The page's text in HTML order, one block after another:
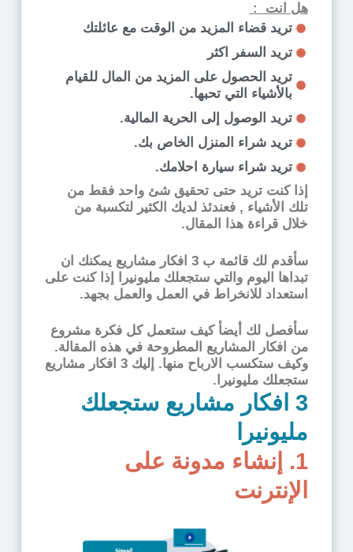
هل انت :
تريد قضاء المزيد من الوقت مع عائلتك
تريد السفر اكثر
تريد الحصول على المزيد من المال للقيام
بالأشياء التي تحبها.
تريد الوصول إلى الحرية المالية.
تريد شراء المنزل الخاص بك.
تريد شراء سيارة احلامك.
إذا كنت تريد حتى تحقيق شئ واحد فقط من
تلك الأشياء , فعندئذ لديك الكثير لتكسبة من
خلال قراءة هذا المقال.
سأقدم لك قائمة ب 3 افكار مشاريع يمكنك ان
تبداها اليوم والتي ستجعلك مليونيرا إذا كنت على
استعداد للانخراط في العمل والعمل بجهد.
سأفصل لك أيضأ كيف ستعمل كل فكرة مشروع
من افكار المشاريع المطروحة في هذه المقالة.
وكيف ستكسب الارباح منها. إليك 3 افكار مشاريع
ستجعلك مليونيرا.
3 افكار مشاريع ستجعلك
مليونيرا
1. إنشاء مدونة على
الإنترنت